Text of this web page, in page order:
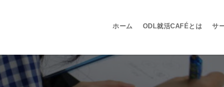
ホーム ODL就活CAFÉとは サ